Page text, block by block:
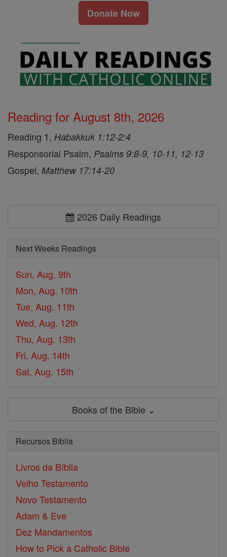
Donate Now
Reading for August 8th, 2026
Reading 1, Habakkuk 1:12-2:4
Responsorial Psalm, Psalms 9:8-9, 10-11, 12-13
Gospel, Matthew 17:14-20
2026 Daily Readings
Next Weeks Readings
Sun, Aug. 9th
Mon, Aug. 10th
Tue, Aug. 11th
Wed, Aug. 12th
Thu, Aug. 13th
Fri, Aug. 14th
Sat, Aug. 15th
Books of the Bible ⌄
Recursos Bíblia
Livros da Bíblia
Velho Testamento
Novo Testamento
Adam & Eve
Dez Mandamentos
How to Pick a Catholic Bible